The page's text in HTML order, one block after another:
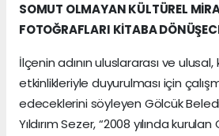
SOMUT OLMAYAN KÜLTÜREL
FOTOĞRAFLARI KİTABA
İlçenin adının uluslararası ve
etkinlikleriyle duyurulması için
edeceklerini söyleyen Gölcük
Yıldırım Sezer, “2008 yılında kurulan